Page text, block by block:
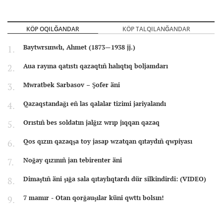
KÖP OQILĞANDAR KÖP TALQILANĞANDAR
Baytwrsınwlı, Ahmet (1873—1938 jj.)
Aua rayına qatıstı qazaqtıñ halıqtıq boljamdarı
Mwratbek Sarbasov – Şofer äni
Qazaqstandağı eñ las qalalar tizimi jariyalandı
Orıstıñ bes soldatın jalğız wrıp jıqqan qazaq
Qos qızın qazaqşa toy jasap wzatqan qıtaydıñ qwpiyası
Noğay qızınıñ jan tebirenter äni
Dimaştıñ äni şığa sala qıtaylıqtardı dür silkindirdi: (VIDEO)
7 mamır - Otan qorğauşılar küni qwttı bolsın!